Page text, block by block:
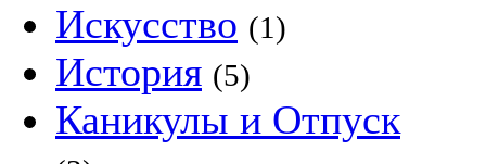
Искусство (1)
История (5)
Каникулы и Отпуск